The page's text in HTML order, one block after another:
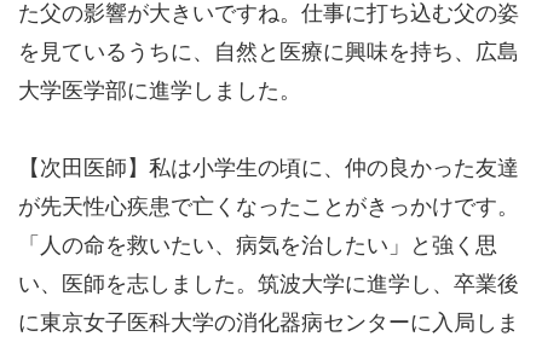
た父の影響が大きいですね。仕事に打ち込む父の姿
を見ているうちに、自然と医療に興味を持ち、広島
大学医学部に進学しました。
【次田医師】私は小学生の頃に、仲の良かった友達
が先天性心疾患で亡くなったことがきっかけです。
「人の命を救いたい、病気を治したい」と強く思
い、医師を志しました。筑波大学に進学し、卒業後
に東京女子医科大学の消化器病センターに入局しま